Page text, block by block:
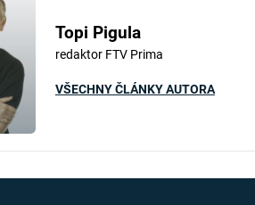
Topi Pigula
redaktor FTV Prima
VŠECHNY ČLÁNKY AUTORA